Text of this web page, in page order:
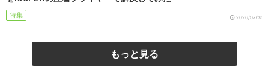
特集 2026/07/31
もっと見る